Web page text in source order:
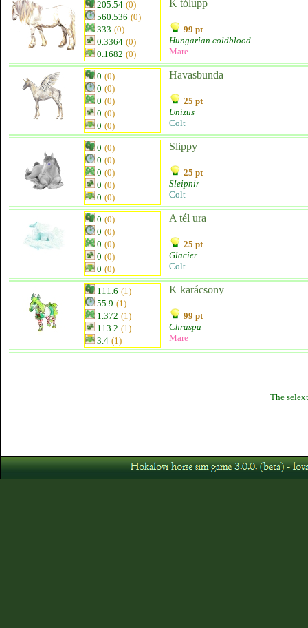
205.54 (0)
560.536 (0)
333 (0)
0.3364 (0)
0.1682 (0)
K tólupp
99 pt
Hungarian coldblood
Mare
0 (0)
0 (0)
0 (0)
0 (0)
0 (0)
Havasbunda
25 pt
Unizus
Colt
0 (0)
0 (0)
0 (0)
0 (0)
0 (0)
Slippy
25 pt
Sleipnir
Colt
0 (0)
0 (0)
0 (0)
0 (0)
0 (0)
A tél ura
25 pt
Glacier
Colt
111.6 (1)
55.9 (1)
1.372 (1)
113.2 (1)
3.4 (1)
K karácsony
99 pt
Chraspa
Mare
The